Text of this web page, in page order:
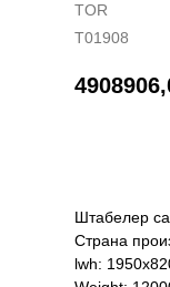
TOR
T01908
Штабелер
Страна
lwh: